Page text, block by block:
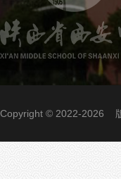
Copyright © 2022-2026